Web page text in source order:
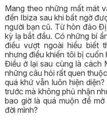
Mang theo những mất mát
đến Ibiza sau khi bất ngờ
người bạn cũ. Từ hòn đảo
kỳ lạ bắt đầu. Có những bí
điều vượt ngoài hiểu biết
nhưng điều khiến tôi bị
Điều ở lại sau cùng là cách
những câu hỏi rất quen
quá khứ vẫn luôn hiện
trước mà không phủ nhận
bao giờ là quá muộn để
đời mình?